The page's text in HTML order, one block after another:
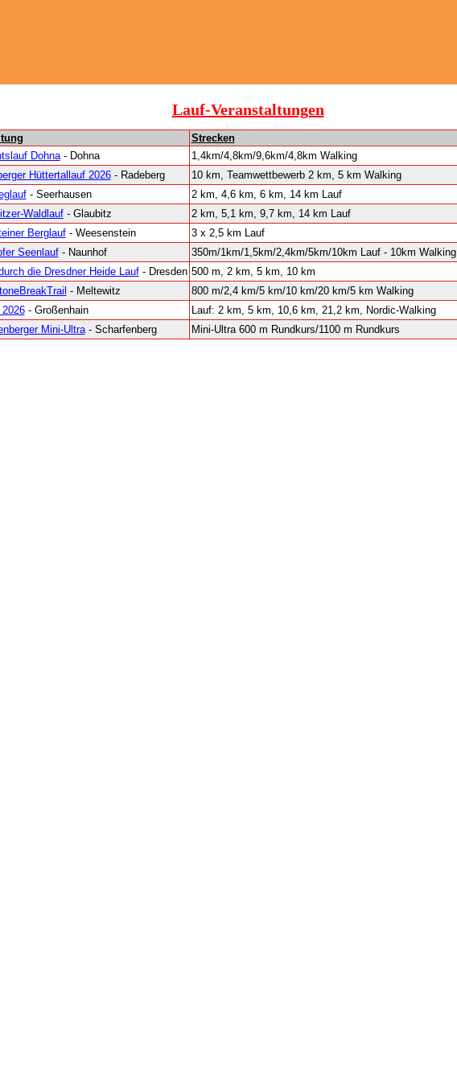
Lauf-Veranstaltungen
Strecken
Dohna- Dohna 1,4km/4,8km/9,6km/4,8km Walking
Hüttertallauf 2026- Radeberg 10 km, Teamwettbewerb 2 km, 5 km Walking
- Seerhausen 2 km, 4,6 km, 6 km, 14 km Lauf
Waldlauf- Glaubitz 2 km, 5,1 km, 9,7 km, 14 km Lauf
Berglauf- Weesenstein 3 x 2,5 km Lauf
Seenlauf- Naunhof 350m/1km/1,5km/2,4km/5km/10km Lauf - 10km Walking
die Dresdner Heide Lauf- Dresden 500 m, 2 km, 5 km, 10 km
- Meltewitz 800 m/2,4 km/5 km/10 km/20 km/5 km Walking
- Großenhain Lauf: 2 km, 5 km, 10,6 km, 21,2 km, Nordic-Walking
Mini-Ultra- Scharfenberg Mini-Ultra 600 m Rundkurs/1100 m Rundkurs